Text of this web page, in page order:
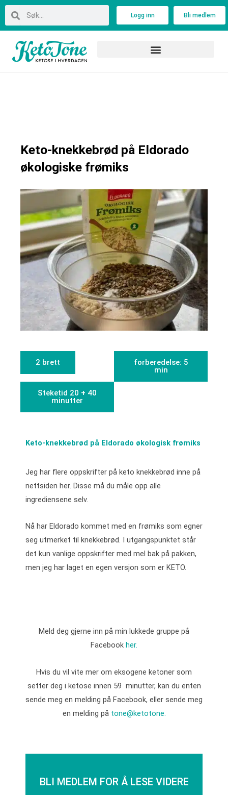
Skip
content
SearchSearch Logg inn Bli medlem
Keto-knekkebrød på Eldorado
økologiske frømiks
2 brett
forberedelse: 5
min
Steketid 20 + 40
minutter
Keto-knekkebrød på Eldorado økologisk frømiks
Jeg har flere oppskrifter på keto knekkebrød inne på
nettsiden her. Disse må du måle opp alle
ingrediensene selv.
Nå har Eldorado kommet med en frømiks som egner
seg utmerket til knekkebrød. I utgangspunktet står
det kun vanlige oppskrifter med mel bak på pakken,
men jeg har laget en egen versjon som er KETO.
Meld deg gjerne inn på min lukkede gruppe på
Facebook her.
Hvis du vil vite mer om eksogene ketoner som
setter deg i ketose innen 59 minutter, kan du enten
sende meg en melding på Facebook, eller sende meg
en melding på tone@ketotone.
BLI MEDLEM FOR Å LESE VIDERE